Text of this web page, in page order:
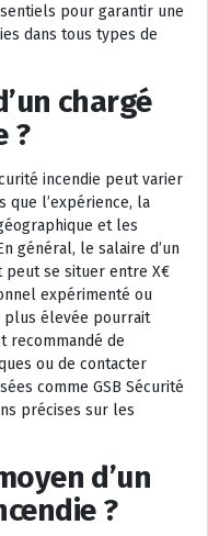
pour garantir une
dans tous types de
chargé
?
incendie peut varier
l’expérience, la
et les
général, le salaire d’un
peut se situer entre X€
expérimenté ou
plus élevée pourrait
recommandé de
ou de contacter
comme GSB Sécurité
précises sur les
d’un
?